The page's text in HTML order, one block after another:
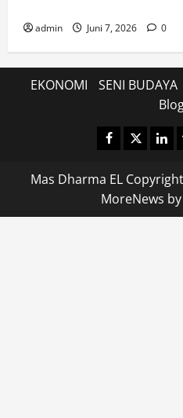
admin Juni 7, 2026 0
EKONOMI SENI BUDAYA
Facebook
Twitter
Mas Dharma EL
MoreNews